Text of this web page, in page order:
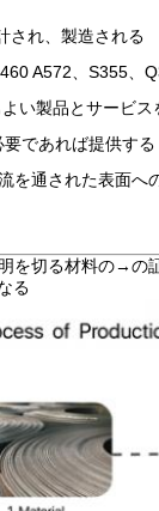
され、製造される
A572、S355、
い製品とサービ
であれば提供する
通された表面
切る材料の→
る